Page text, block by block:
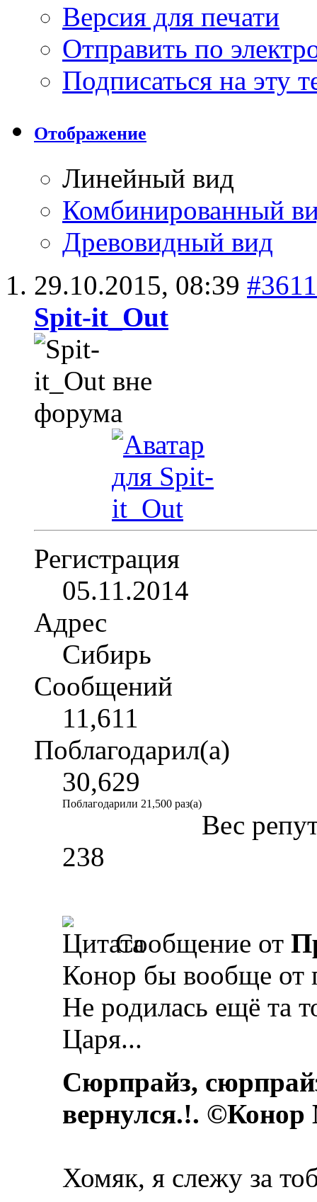
Версия для печати
Отправить по
Подписаться на эту
Отображение
Линейный вид
Комбинированный
Древовидный вид
29.10.2015, 08:39 #3611
Spit-it_Out
Регистрация
05.11.2014
Адрес
Сибирь
Сообщений
11,611
Поблагодарил(а)
30,629
Поблагодарили 21,500 раз(а)
Вес
238
Сообщение от
Конор бы вообще от
Не родилась ещё та
Царя...
Сюрпрайз,
вернулся.!.
Хомяк, я слежу за